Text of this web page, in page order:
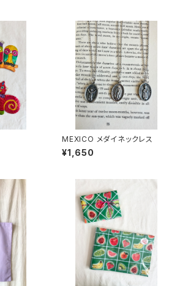
MEXICO メダイネックレス
¥1,650